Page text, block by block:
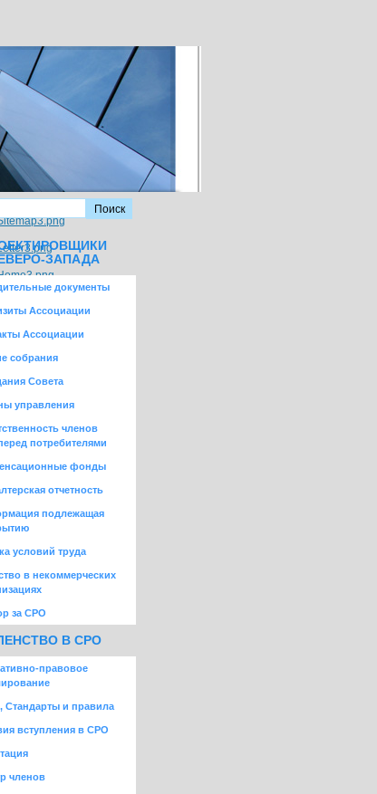
ЗАПАДА
документы
Ассоциации
Ассоциации
собрания
Совета
управления
членов
потребителями
фонды
отчетность
подлежащая
условий труда
в некоммерческих
за СРО
В СРО
правовое
Стандарты и правила
вступления в СРО
членов